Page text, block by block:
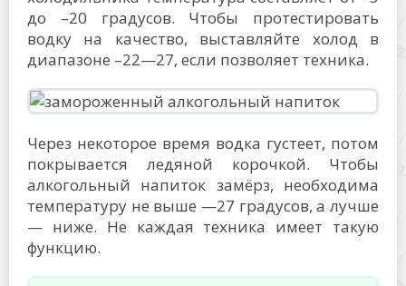
до –20 градусов. Чтобы протестировать
водку на качество, выставляйте холод в
диапазоне –22—27, если позволяет техника.
Через некоторое время водка густеет, потом
покрывается ледяной корочкой. Чтобы
алкогольный напиток замёрз, необходима
температуру не выше —27 градусов, а лучше
— ниже. Не каждая техника имеет такую
функцию.